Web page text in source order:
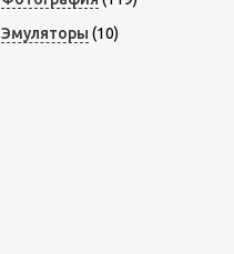
Эмуляторы (10)